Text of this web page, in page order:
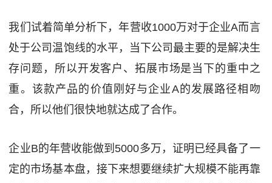
我们试着简单分析下，年营收1000万对于企业A而言
处于公司温饱线的水平，当下公司最主要的是解决生
存问题，所以开发客户、拓展市场是当下的重中之
重。该款产品的价值刚好与企业A的发展路径相吻
合，所以他们很快地就达成了合作。
企业B的年营收能做到5000多万，证明已经具备了一
定的市场基本盘，接下来想要继续扩大规模不能再靠